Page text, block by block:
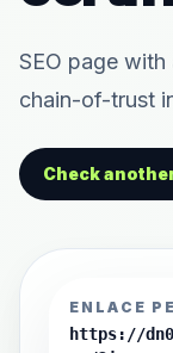
SEO page
chain-of-trust
Check
ENLACE
https://